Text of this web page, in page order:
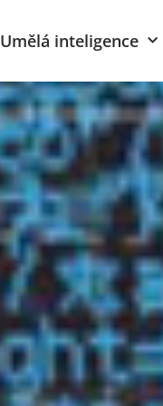
Umělá inteligence